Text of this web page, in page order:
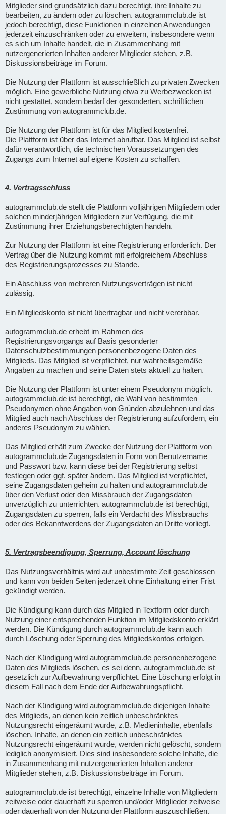
Mitglieder sind grundsätzlich dazu berechtigt, ihre Inhalte zu
bearbeiten, zu ändern oder zu löschen. autogrammclub.de ist
jedoch berechtigt, diese Funktionen in einzelnen Anwendungen
jederzeit einzuschränken oder zu erweitern, insbesondere wenn
es sich um Inhalte handelt, die in Zusammenhang mit
nutzergenerierten Inhalten anderer Mitglieder stehen, z.B.
Diskussionsbeiträge im Forum.
Die Nutzung der Plattform ist ausschließlich zu privaten Zwecken
möglich. Eine gewerbliche Nutzung etwa zu Werbezwecken ist
nicht gestattet, sondern bedarf der gesonderten, schriftlichen
Zustimmung von autogrammclub.de.
Die Nutzung der Plattform ist für das Mitglied kostenfrei.
Die Plattform ist über das Internet abrufbar. Das Mitglied ist selbst
dafür verantwortlich, die technischen Voraussetzungen des
Zugangs zum Internet auf eigene Kosten zu schaffen.
4. Vertragsschluss
autogrammclub.de stellt die Plattform volljährigen Mitgliedern oder
solchen minderjährigen Mitgliedern zur Verfügung, die mit
Zustimmung ihrer Erziehungsberechtigten handeln.
Zur Nutzung der Plattform ist eine Registrierung erforderlich. Der
Vertrag über die Nutzung kommt mit erfolgreichem Abschluss
des Registrierungsprozesses zu Stande.
Ein Abschluss von mehreren Nutzungsverträgen ist nicht
zulässig.
Ein Mitgliedskonto ist nicht übertragbar und nicht vererbbar.
autogrammclub.de erhebt im Rahmen des
Registrierungsvorgangs auf Basis gesonderter
Datenschutzbestimmungen personenbezogene Daten des
Mitglieds. Das Mitglied ist verpflichtet, nur wahrheitsgemäße
Angaben zu machen und seine Daten stets aktuell zu halten.
Die Nutzung der Plattform ist unter einem Pseudonym möglich.
autogrammclub.de ist berechtigt, die Wahl von bestimmten
Pseudonymen ohne Angaben von Gründen abzulehnen und das
Mitglied auch nach Abschluss der Registrierung aufzufordern, ein
anderes Pseudonym zu wählen.
Das Mitglied erhält zum Zwecke der Nutzung der Plattform von
autogrammclub.de Zugangsdaten in Form von Benutzername
und Passwort bzw. kann diese bei der Registrierung selbst
festlegen oder ggf. später ändern. Das Mitglied ist verpflichtet,
seine Zugangsdaten geheim zu halten und autogrammclub.de
über den Verlust oder den Missbrauch der Zugangsdaten
unverzüglich zu unterrichten. autogrammclub.de ist berechtigt,
Zugangsdaten zu sperren, falls ein Verdacht des Missbrauchs
oder des Bekanntwerdens der Zugangsdaten an Dritte vorliegt.
5. Vertragsbeendigung, Sperrung, Account löschung
Das Nutzungsverhältnis wird auf unbestimmte Zeit geschlossen
und kann von beiden Seiten jederzeit ohne Einhaltung einer Frist
gekündigt werden.
Die Kündigung kann durch das Mitglied in Textform oder durch
Nutzung einer entsprechenden Funktion im Mitgliedskonto erklärt
werden. Die Kündigung durch autogrammclub.de kann auch
durch Löschung oder Sperrung des Mitgliedskontos erfolgen.
Nach der Kündigung wird autogrammclub.de personenbezogene
Daten des Mitglieds löschen, es sei denn, autogrammclub.de ist
gesetzlich zur Aufbewahrung verpflichtet. Eine Löschung erfolgt in
diesem Fall nach dem Ende der Aufbewahrungspflicht.
Nach der Kündigung wird autogrammclub.de diejenigen Inhalte
des Mitglieds, an denen kein zeitlich unbeschränktes
Nutzungsrecht eingeräumt wurde, z.B. Medieninhalte, ebenfalls
löschen. Inhalte, an denen ein zeitlich unbeschränktes
Nutzungsrecht eingeräumt wurde, werden nicht gelöscht, sondern
lediglich anonymisiert. Dies sind insbesondere solche Inhalte, die
in Zusammenhang mit nutzergenerierten Inhalten anderer
Mitglieder stehen, z.B. Diskussionsbeiträge im Forum.
autogrammclub.de ist berechtigt, einzelne Inhalte von Mitgliedern
zeitweise oder dauerhaft zu sperren und/oder Mitglieder zeitweise
oder dauerhaft von der Nutzung der Plattform auszuschließen,